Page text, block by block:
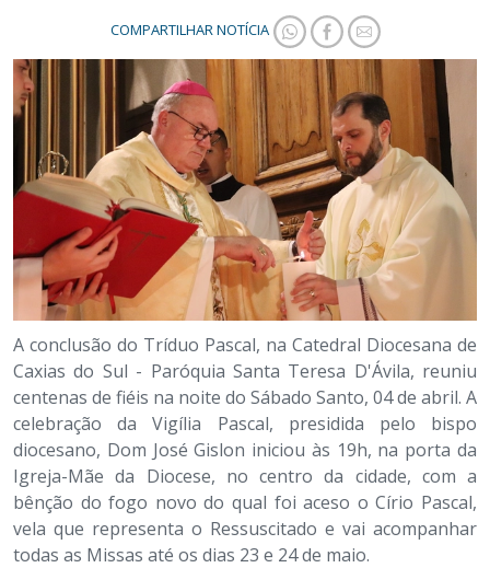
COMPARTILHAR NOTÍCIA
A conclusão do Tríduo Pascal, na Catedral Diocesana de
Caxias do Sul - Paróquia Santa Teresa D'Ávila, reuniu
centenas de fiéis na noite do Sábado Santo, 04 de abril. A
celebração da Vigília Pascal, presidida pelo bispo
diocesano, Dom José Gislon iniciou às 19h, na porta da
Igreja-Mãe da Diocese, no centro da cidade, com a
bênção do fogo novo do qual foi aceso o Círio Pascal,
vela que representa o Ressuscitado e vai acompanhar
todas as Missas até os dias 23 e 24 de maio.